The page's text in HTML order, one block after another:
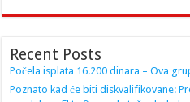
Recent Posts
Počela isplata 16.200 dinara – Ova
Poznato kad će biti diskvalifikovane: